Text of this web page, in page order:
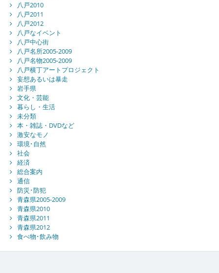
八戸2010
八戸2011
八戸2012
八戸なイベント
八戸中心街
八戸名所2005-2009
八戸名物2005-2009
八戸横丁アートプロジェクト
妄想あるいは暴走
岩手県
文化・芸能
暮らし・生活
未分類
本・雑誌・DVDなど
激安なモノ
環境･自然
社会
経済
総合案内
通信
防災･防犯
青森県2005-2009
青森県2010
青森県2011
青森県2012
食べ物･飲み物